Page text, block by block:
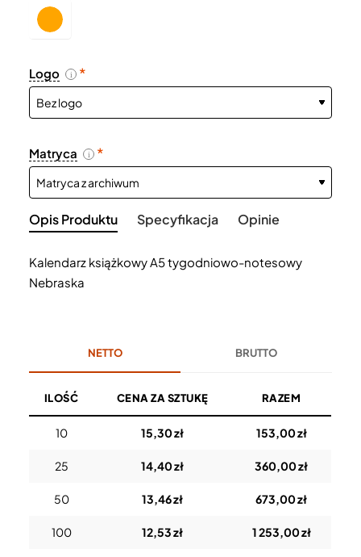
Logo i
Matryca i
Opis Produktu Specyfikacja Opinie
Kalendarz książkowy A5 tygodniowo-notesowy
Nebraska
NETTO BRUTTO
ILOŚĆ CENA ZA SZTUKĘ RAZEM
10 15,30 zł 153,00 zł
25 14,40 zł 360,00 zł
50 13,46 zł 673,00 zł
100 12,53 zł 1 253,00 zł